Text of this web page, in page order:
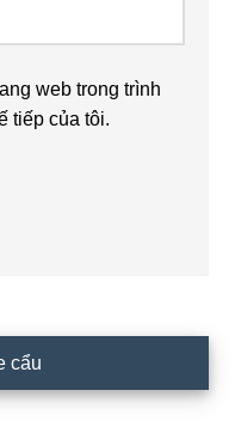
web trong trình
tiếp của tôi.
cẩu